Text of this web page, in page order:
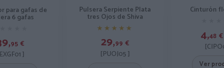
para gafas de
6 gafas
95 €
]
Pulsera Serpiente Plata
tres Ojos de Shiva
★★★★★
★★★★★
29,99 €
[PUOJ05 ]
Cinturón
4,48 €
Ver